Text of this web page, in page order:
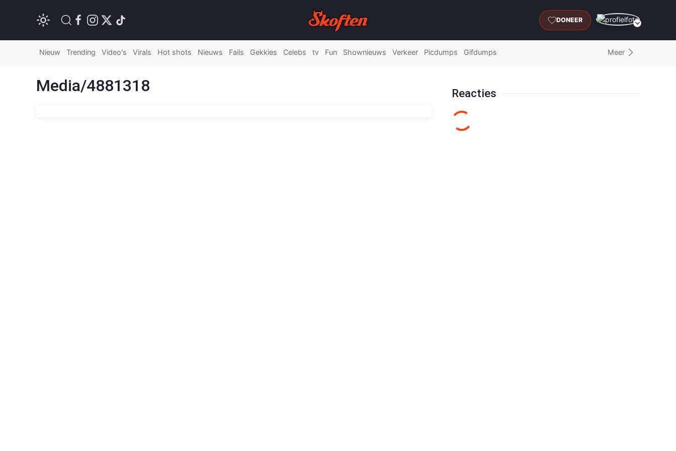
DONEER
Nieuw Trending Video's Virals Hot shots Nieuws Fails Gekkies Celebs tv Fun Shownieuws Verkeer Picdumps Gifdumps Meer
Media/4881318 Reacties